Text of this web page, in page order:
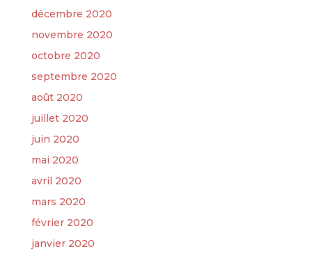
décembre 2020
novembre 2020
octobre 2020
septembre 2020
août 2020
juillet 2020
juin 2020
mai 2020
avril 2020
mars 2020
février 2020
janvier 2020